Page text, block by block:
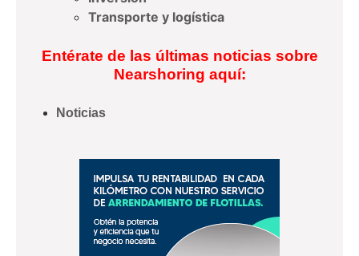
Transporte y logística
Entérate de las últimas noticias sobre
Nearshoring aquí:
Noticias